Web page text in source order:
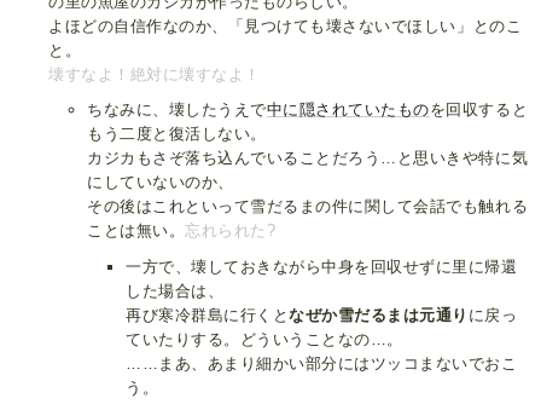
よほどの自信作なのか、「見つけても壊さないでほしい」とのこ
と。
壊すなよ！絶対に壊すなよ！
ちなみに、壊したうえで中に隠されていたものを回収すると
もう二度と復活しない。
カジカもさぞ落ち込んでいることだろう…と思いきや特に気
にしていないのか、
その後はこれといって雪だるまの件に関して会話でも触れる
ことは無い。忘れられた?
一方で、壊しておきながら中身を回収せずに里に帰還
した場合は、
再び寒冷群島に行くとなぜか雪だるまは元通り に戻っ
ていたりする。どういうことなの…。
……まあ、あまり細かい部分にはツッコまないでおこ
う。